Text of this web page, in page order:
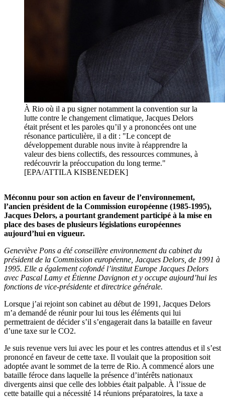
À Rio où il a pu signer notamment la convention sur la
lutte contre le changement climatique, Jacques Delors
était présent et les paroles qu’il y a prononcées ont une
résonance particulière, il a dit : "Le concept de
développement durable nous invite à réapprendre la
valeur des biens collectifs, des ressources communes, à
redécouvrir la préoccupation du long terme."
[EPA/ATTILA KISBENEDEK]
Méconnu pour son action en faveur de l’environnement,
l’ancien président de la Commission européenne (1985-1995),
Jacques Delors, a pourtant grandement participé à la mise en
place des bases de plusieurs législations européennes
aujourd’hui en vigueur.
Geneviève Pons a été conseillère environnement du cabinet du
président de la Commission européenne, Jacques Delors, de 1991 à
1995. Elle a également cofondé l’institut Europe Jacques Delors
avec Pascal Lamy et Étienne Davignon et y occupe aujourd’hui les
fonctions de vice-présidente et directrice générale.
Lorsque j’ai rejoint son cabinet au début de 1991, Jacques Delors
m’a demandé de réunir pour lui tous les éléments qui lui
permettraient de décider s’il s’engagerait dans la bataille en faveur
d’une taxe sur le CO2.
Je suis revenue vers lui avec les pour et les contres attendus et il s’est
prononcé en faveur de cette taxe. Il voulait que la proposition soit
adoptée avant le sommet de la terre de Rio. A commencé alors une
bataille féroce dans laquelle la présence d’intérêts nationaux
divergents ainsi que celle des lobbies était palpable. À l’issue de
cette bataille qui a nécessité 14 réunions préparatoires, la taxe a